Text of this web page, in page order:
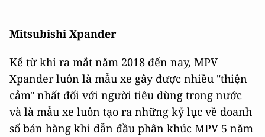
Mitsubishi Xpander
Kể từ khi ra mắt năm 2018 đến nay, MPV
Xpander luôn là mẫu xe gây được nhiều "thiện
cảm" nhất đối với người tiêu dùng trong nước
và là mẫu xe luôn tạo ra những kỷ lục về doanh
số bán hàng khi dẫn đầu phân khúc MPV 5 năm